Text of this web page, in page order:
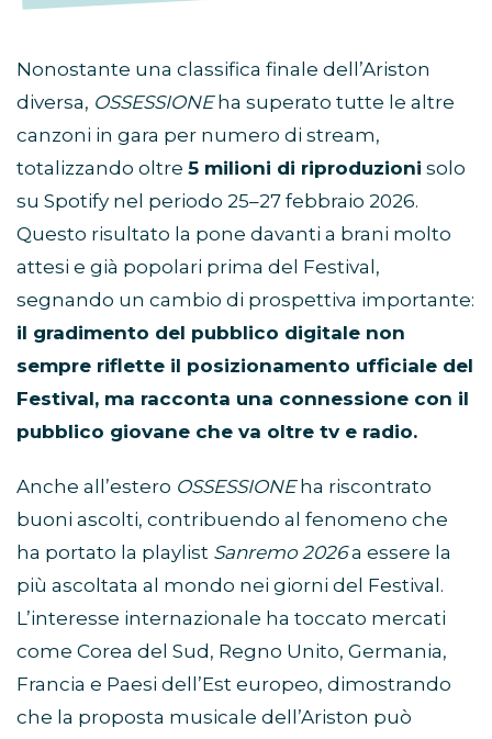
Nonostante una classifica finale dell’Ariston
diversa, OSSESSIONEha superato tutte le altre
canzoni in gara per numero di stream,
totalizzando oltre 5 milioni di riproduzioni solo
su Spotify nel periodo 25–27 febbraio 2026.
Questo risultato la pone davanti a brani molto
attesi e già popolari prima del Festival,
segnando un cambio di prospettiva importante:
il gradimento del pubblico digitale non
sempre riflette il posizionamento ufficiale del
Festival, ma racconta una connessione con il
pubblico giovane che va oltre tv e radio.
Anche all’estero OSSESSIONEha riscontrato
buoni ascolti, contribuendo al fenomeno che
ha portato la playlist Sanremo 2026a essere la
più ascoltata al mondo nei giorni del Festival.
L’interesse internazionale ha toccato mercati
come Corea del Sud, Regno Unito, Germania,
Francia e Paesi dell’Est europeo, dimostrando
che la proposta musicale dell’Ariston può